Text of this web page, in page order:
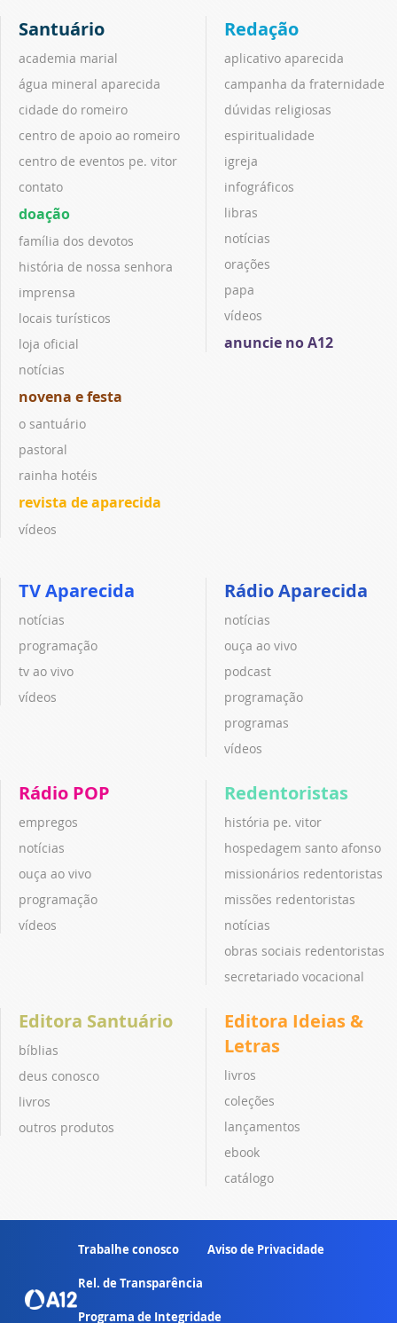
Santuário
academia marial
água mineral aparecida
cidade do romeiro
centro de apoio ao romeiro
centro de eventos pe. vitor
contato
doação
família dos devotos
história de nossa senhora
imprensa
locais turísticos
loja oficial
notícias
novena e festa
o santuário
pastoral
rainha hotéis
revista de aparecida
vídeos
Redação
aplicativo aparecida
campanha da fraternidade
dúvidas religiosas
espiritualidade
igreja
infográficos
libras
notícias
orações
papa
vídeos
anuncie no A12
TV Aparecida
notícias
programação
tv ao vivo
vídeos
Rádio Aparecida
notícias
ouça ao vivo
podcast
programação
programas
vídeos
Rádio POP
empregos
notícias
ouça ao vivo
programação
vídeos
Redentoristas
história pe. vitor
hospedagem santo afonso
missionários redentoristas
missões redentoristas
notícias
obras sociais redentoristas
secretariado vocacional
Editora Santuário
bíblias
deus conosco
livros
outros produtos
Editora Ideias &
Letras
livros
coleções
lançamentos
ebook
catálogo
Trabalhe conosco Aviso de Privacidade
Rel. de Transparência
Programa de Integridade